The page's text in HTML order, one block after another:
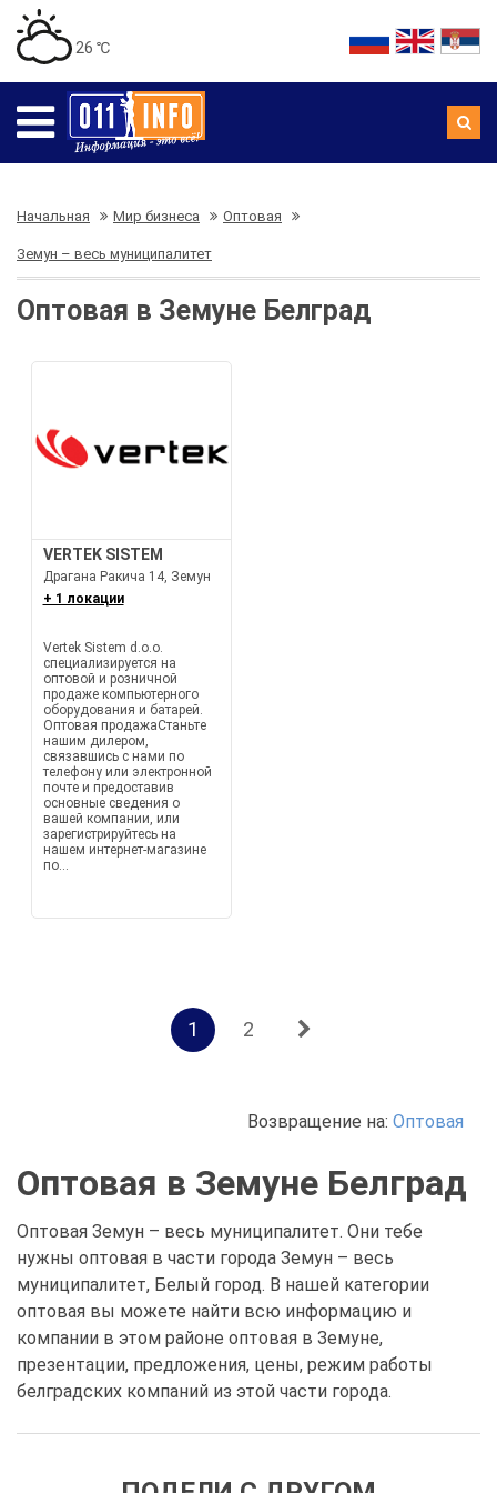
26 ℃
Начальная Мир бизнеса Оптовая
Земун – весь муниципалитет
Оптовая в Земуне Белград
VERTEK SISTEM
Драгана Ракича 14, Земун
+ 1 локации
Vertek Sistem d.o.o.
специализируется на
оптовой и розничной
продаже компьютерного
оборудования и батарей.
Оптовая продажаСтаньте
нашим дилером,
связавшись с нами по
телефону или электронной
почте и предоставив
основные сведения о
вашей компании, или
зарегистрируйтесь на
нашем интернет-магазине
по...
1 2
Возвращение на: Оптовая
Оптовая в Земуне Белград
Оптовая Земун – весь муниципалитет. Они тебе
нужны оптовая в части города Земун – весь
муниципалитет, Белый город. В нашей категории
оптовая вы можете найти всю информацию и
компании в этом районе оптовая в Земуне,
презентации, предложения, цены, режим работы
белградских компаний из этой части города.